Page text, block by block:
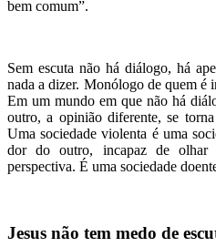
bem comum”.
Sem escuta não há diálogo, há
nada a dizer. Monólogo de quem é
Em um mundo em que não há
outro, a opinião diferente, se
Uma sociedade violenta é uma
dor do outro, incapaz de
perspectiva. É uma sociedade
Jesus não tem medo de